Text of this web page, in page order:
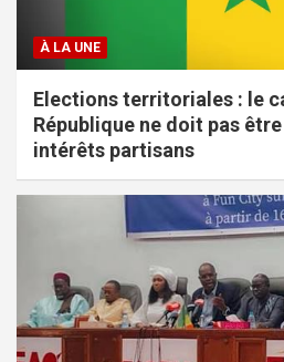
À LA UNE
Elections territoriales : le
République ne doit pas
intérêts partisans